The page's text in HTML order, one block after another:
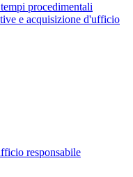
procedimentali
e acquisizione d'ufficio
responsabile